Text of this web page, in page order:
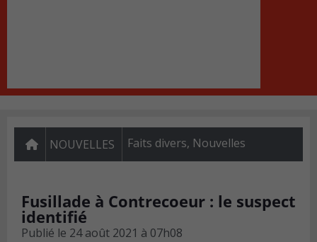
NOUVELLES Faits divers, Nouvelles
Fusillade à Contrecoeur : le suspect
identifié
Publié le 24 août 2021 à 07h08